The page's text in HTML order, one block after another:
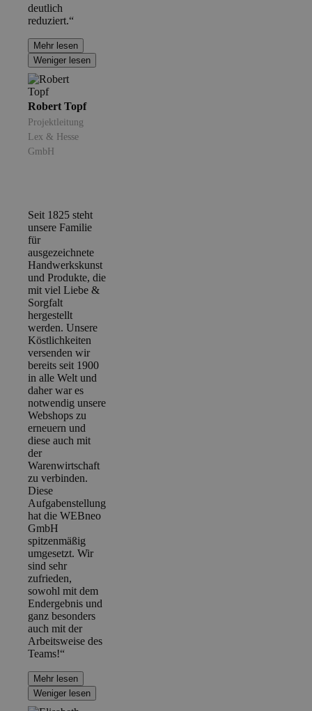
deutlich
reduziert.“
Mehr lesen
Weniger lesen
Robert Topf
Projektleitung
Lex & Hesse
GmbH
Seit 1825 steht
unsere Familie
für
ausgezeichnete
Handwerkskunst
und Produkte, die
mit viel Liebe &
Sorgfalt
hergestellt
werden. Unsere
Köstlichkeiten
versenden wir
bereits seit 1900
in alle Welt und
daher war es
notwendig unsere
Webshops zu
erneuern und
diese auch mit
der
Warenwirtschaft
zu verbinden.
Diese
Aufgabenstellung
hat die WEBneo
GmbH
spitzenmäßig
umgesetzt. Wir
sind sehr
zufrieden,
sowohl mit dem
Endergebnis und
ganz besonders
auch mit der
Arbeitsweise des
Teams!“
Mehr lesen
Weniger lesen